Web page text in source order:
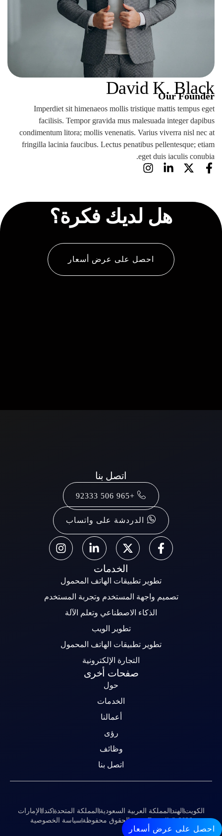
David K. Black
Our Founder
Imperdiet sit himenaeos mollis tristique mattis tempus eget
facilisis. Tempor gravida mus malesuada integer dapibus
condimentum litora; mollis venenatis. Varius viverra nisl nec at
fringilla lacinia faucibus. Lectus penatibus pellentesque; etiam
eget duis iaculis conubia.
هل لديك فكرة؟
احصل على عرض أسعار
اتصل بنا
+965 506 92333
الدردشة على واتساب
الخدمات
تطوير تطبيقات الهاتف المحمول
تصميم واجهة المستخدم وتجربة المستخدم
الذكاء الاصطناعي وتعلم الآلة
تطوير الويب
تطوير تطبيقات الهاتف المحمول
التجارة الإلكترونية
صفحات أخرى
حول
الخدمات
أعمالنا
رؤى
وظائف
اتصل بنا
Emstell © 2026 جميع الحقوق محفوظة سياسة الخصوصية
الكويت الهند المملكة العربية السعودية المملكة المتحدةكندا الإمارات
احصل على عرض أسعار